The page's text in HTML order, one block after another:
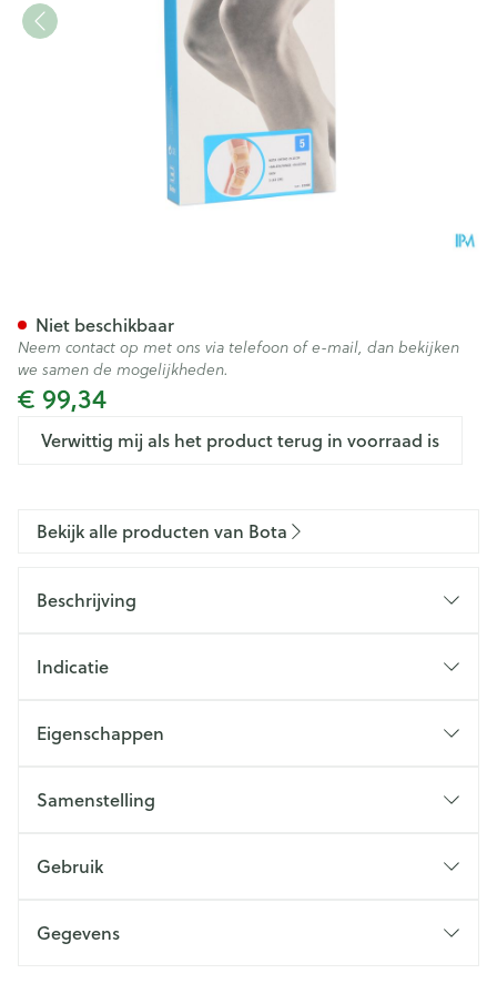
€ 99,34
Verwittig mij als het product terug in voorraad is
Niet beschikbaar
Neem contact op met ons via telefoon of e-mail, dan bekijken
we samen de mogelijkheden.
Bekijk alle producten van Bota
Beschrijving
Indicatie
Eigenschappen
Samenstelling
Gebruik
Gegevens